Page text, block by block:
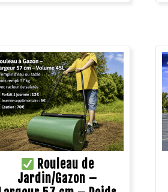
Rouleau de
Jardin/Gazon –